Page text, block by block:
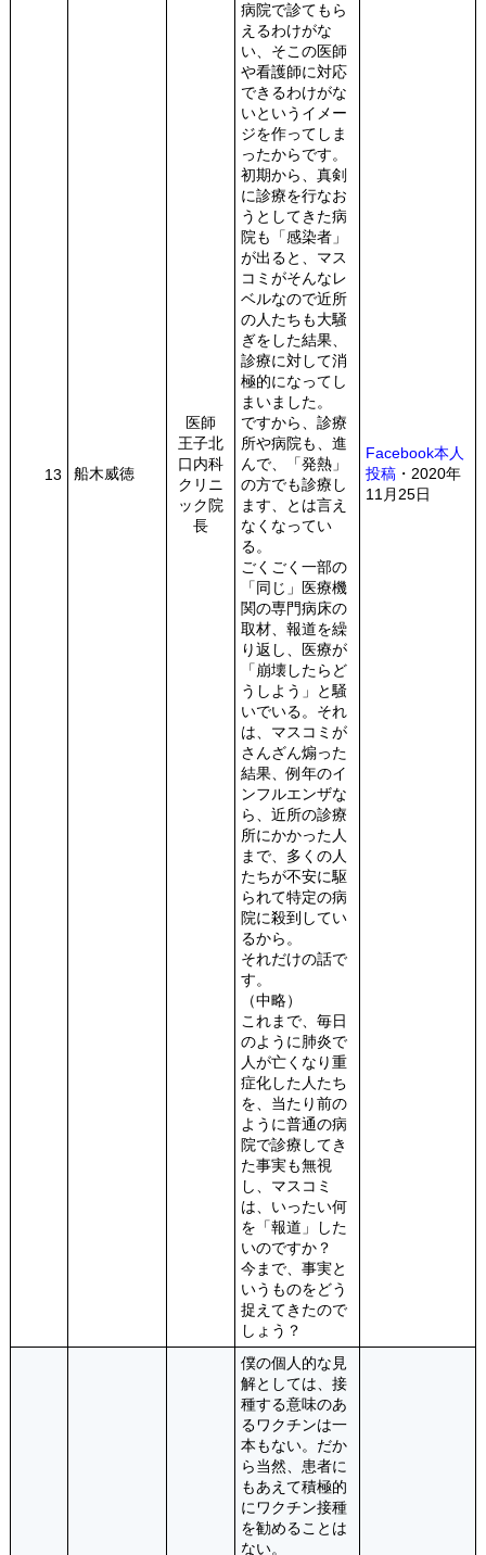
13 船木威徳
医師
王子北
口内科
クリニ
ック院
長
病院で診てもら
えるわけがな
い、そこの医師
や看護師に対応
できるわけがな
いというイメー
ジを作ってしま
ったからです。
初期から、真剣
に診療を行なお
うとしてきた病
院も「感染者」
が出ると、マス
コミがそんなレ
ベルなので近所
の人たちも大騒
ぎをした結果、
診療に対して消
極的になってし
まいました。
ですから、診療
所や病院も、進
んで、「発熱」
の方でも診療し
ます、とは言え
なくなってい
る。
ごくごく一部の
「同じ」医療機
関の専門病床の
取材、報道を繰
り返し、医療が
「崩壊したらど
うしよう」と騒
いでいる。それ
は、マスコミが
さんざん煽った
結果、例年のイ
ンフルエンザな
ら、近所の診療
所にかかった人
まで、多くの人
たちが不安に駆
られて特定の病
院に殺到してい
るから。
それだけの話で
す。
（中略）
これまで、毎日
のように肺炎で
人が亡くなり重
症化した人たち
を、当たり前の
ように普通の病
院で診療してき
た事実も無視
し、マスコミ
は、いったい何
を「報道」した
いのですか？
今まで、事実と
いうものをどう
捉えてきたので
しょう？
Facebook本人
投稿・2020年
11月25日
僕の個人的な見
解としては、接
種する意味のあ
るワクチンは一
本もない。だか
ら当然、患者に
もあえて積極的
にワクチン接種
を勧めることは
ない。